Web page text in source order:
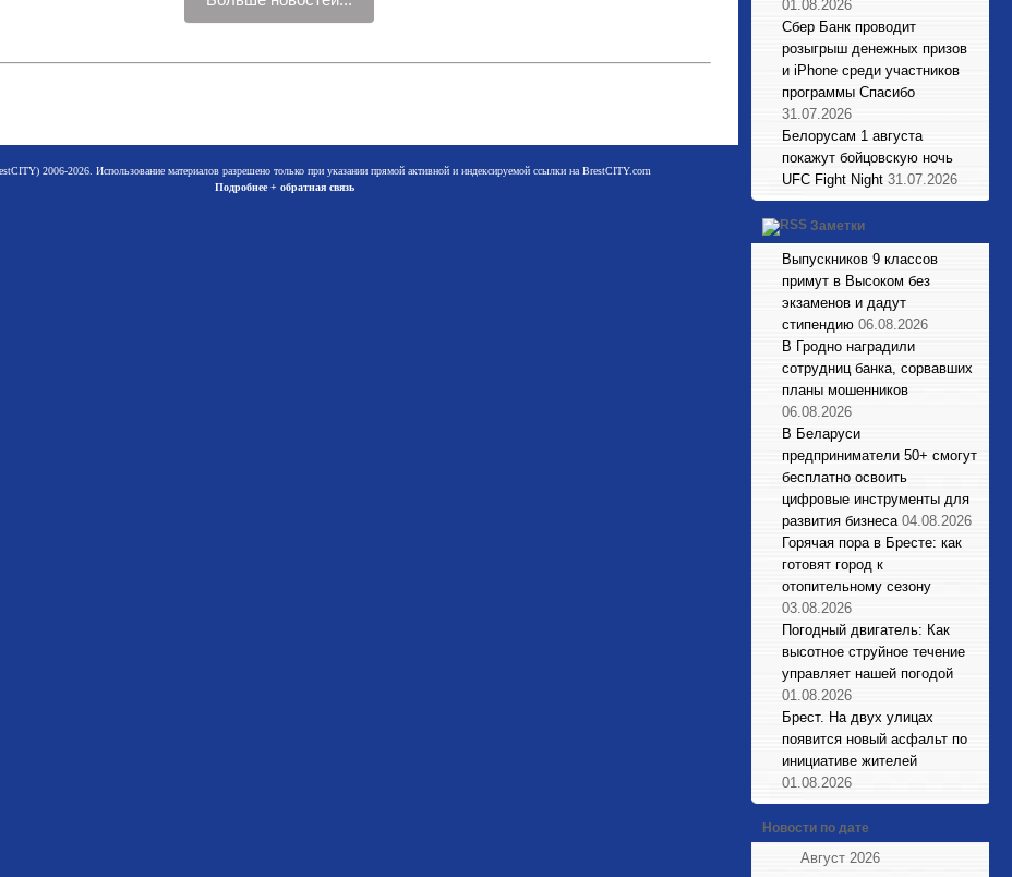
2006-2026. Использование материалов разрешено только при указании прямой активной и индексируемой ссылки на BrestCITY.com
Подробнее + обратная связь
01.08.2026
Сбер Банк проводит
розыгрыш денежных призов
и iPhone среди участников
программы Спасибо
31.07.2026
Белорусам 1 августа
покажут бойцовскую ночь
UFC Fight Night 31.07.2026
Заметки
Выпускников 9 классов
примут в Высоком без
экзаменов и дадут
стипендию 06.08.2026
В Гродно наградили
сотрудниц банка, сорвавших
планы мошенников
06.08.2026
В Беларуси
предприниматели 50+ смогут
бесплатно освоить
цифровые инструменты для
развития бизнеса 04.08.2026
Горячая пора в Бресте: как
готовят город к
отопительному сезону
03.08.2026
Погодный двигатель: Как
высотное струйное течение
управляет нашей погодой
01.08.2026
Брест. На двух улицах
появится новый асфальт по
инициативе жителей
01.08.2026
Новости по дате
Август 2026